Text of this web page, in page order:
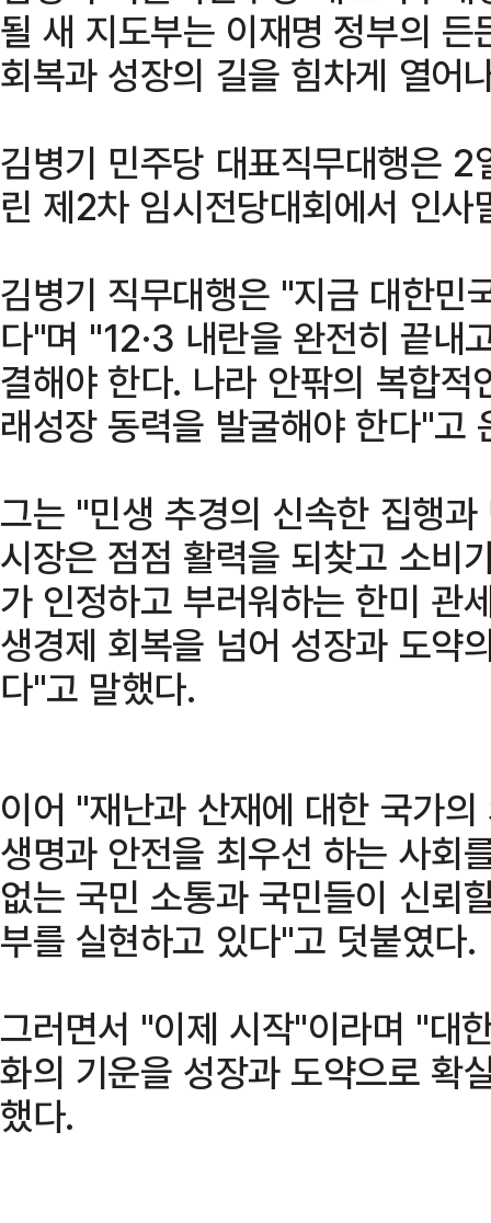
될 새 지도부는 이재명 정부의
회복과 성장의 길을 힘차게 열어
김병기 민주당 대표직무대행은
린 제2차 임시전당대회에서 인
김병기 직무대행은 "지금 대한민
다"며 "12·3 내란을 완전히 끝내
결해야 한다. 나라 안팎의 복합
래성장 동력을 발굴해야 한다"고
그는 "민생 추경의 신속한 집행
시장은 점점 활력을 되찾고 소비
가 인정하고 부러워하는 한미 관
생경제 회복을 넘어 성장과 도약
다"고 말했다.
이어 "재난과 산재에 대한 국가
생명과 안전을 최우선 하는 사회
없는 국민 소통과 국민들이 신뢰
부를 실현하고 있다"고 덧붙였다.
그러면서 "이제 시작"이라며 "대
화의 기운을 성장과 도약으로 확
했다.